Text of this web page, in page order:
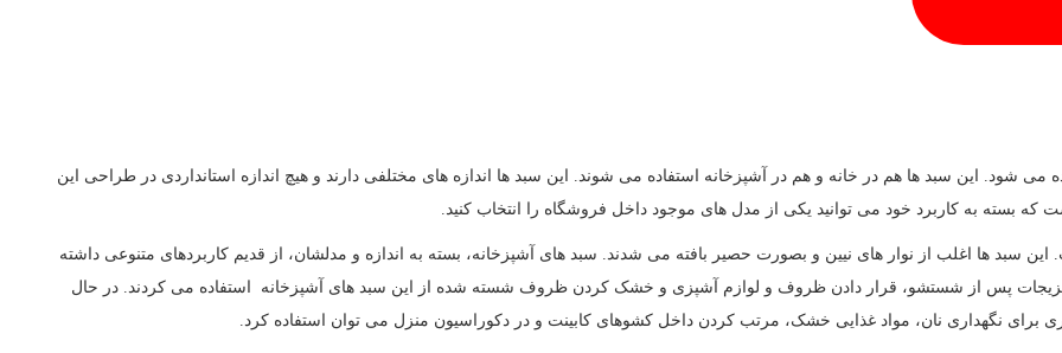
شود. این سبد ها هم در خانه و هم در آشپزخانه استفاده می شوند. این سبد ها اندازه های مختلفی دارند و هیچ اندازه استانداردی در طراحی این
بسته به کاربرد خود می توانید یکی از مدل های موجود داخل فروشگاه را انتخاب کنید.
سبد ها اغلب از نوار های نیین و بصورت حصیر بافته می شدند. سبد های آشپزخانه، بسته به اندازه و مدلشان، از قدیم کاربردهای متنوعی داشته
پس از شستشو، قرار دادن ظروف و لوازم آشپزی و خشک کردن ظروف شسته شده از این سبد های آشپزخانه استفاده می کردند. در حال
برای نگهداری نان، مواد غذایی خشک، مرتب کردن داخل کشوهای کابینت و در دکوراسیون منزل می توان استفاده کرد.